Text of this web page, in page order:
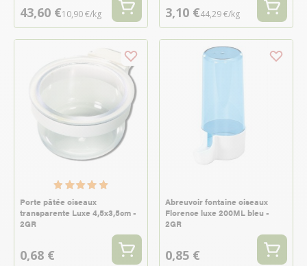
43,60 €10,90 €/kg 3,10 €44,29 €/kg
Porte pâtée oiseaux
transparente Luxe 4,5x3,5cm -
2GR
0,68 €
Abreuvoir fontaine oiseaux
Florence luxe 200ML bleu -
2GR
0,85 €